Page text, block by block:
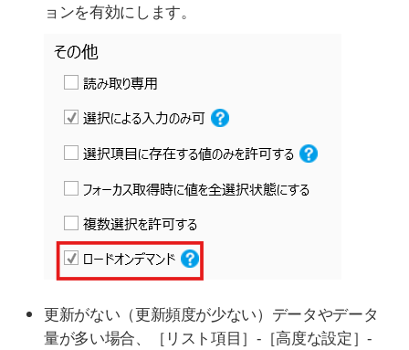
ョンを有効にします。
更新がない（更新頻度が少ない）データやデータ
量が多い場合、［リスト項目］-［高度な設定］-